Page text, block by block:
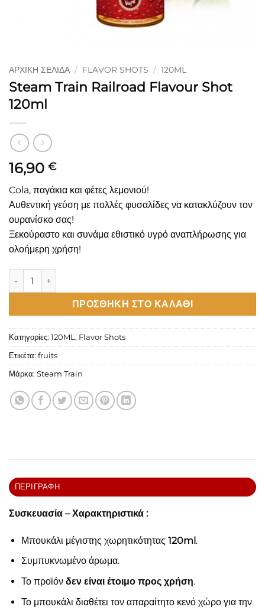
ΑΡΧΙΚΉ ΣΕΛΊΔΑ / FLAVOR SHOTS / 120ML
Steam Train Railroad Flavour Shot
120ml
16,90 €
Cola, παγάκια και φέτες λεμονιού!
Αυθεντική γεύση με πολλές φυσαλίδες να κατακλύζουν τον
ουρανίσκο σας!
Ξεκούραστο και συνάμα εθιστικό υγρό αναπλήρωσης για
ολοήμερη χρήση!
Steam Train Railroad Flavour Shot 120ml ποσότητα
ΠΡΟΣΘΉΚΗ ΣΤΟ ΚΑΛΆΘΙ
Κατηγορίες: 120ML, Flavor Shots
Ετικέτα: fruits
Μάρκα: Steam Train
ΠΕΡΙΓΡΑΦΉ
Συσκευασία – Χαρακτηριστικά :
Μπουκάλι μέγιστης χωρητικότητας 120ml.
Συμπυκνωμένο άρωμα.
Το προϊόν δεν είναι έτοιμο προς χρήση.
Το μπουκάλι διαθέτει τον απαραίτητο κενό χώρο για την